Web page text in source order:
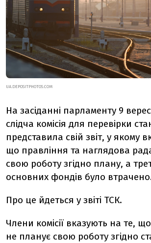
UA.DEPOSITPHOTOS.COM
На засіданні парламенту 9
слідча комісія для перевірки
представила свій звіт, у якому
що правління та наглядова
свою роботу згідно плану, а
основних фондів було
Про це йдеться у звіті ТСК.
Члени комісії вказують на те,
не планує свою роботу згідно